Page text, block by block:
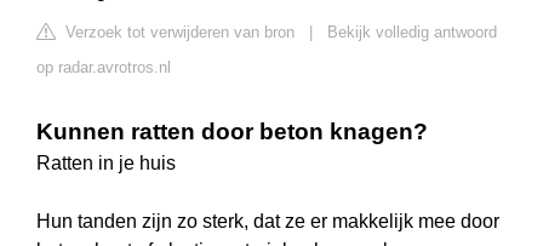
Verzoek tot verwijderen van bron
Bekijk volledig antwoord
op radar.avrotros.nl
Kunnen ratten door beton knagen?
Ratten in je huis
Hun tanden zijn zo sterk, dat ze er makkelijk mee door